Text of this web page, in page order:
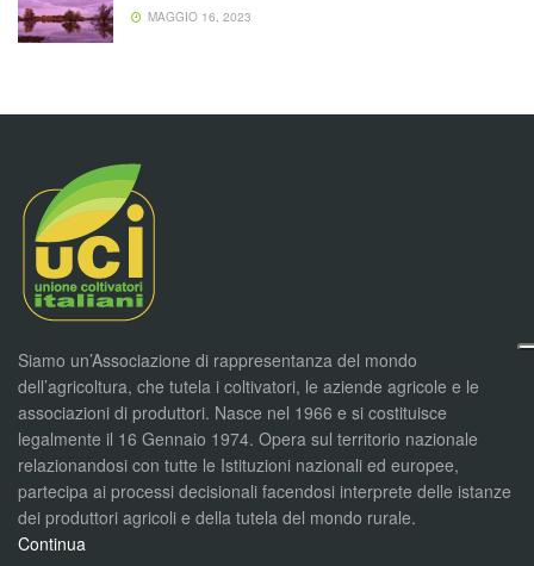
MAGGIO 16, 2023
Siamo un’Associazione di rappresentanza del mondo
dell’agricoltura, che tutela i coltivatori, le aziende agricole e le
associazioni di produttori. Nasce nel 1966 e si costituisce
legalmente il 16 Gennaio 1974. Opera sul territorio nazionale
relazionandosi con tutte le Istituzioni nazionali ed europee,
partecipa ai processi decisionali facendosi interprete delle istanze
dei produttori agricoli e della tutela del mondo rurale.
Continua